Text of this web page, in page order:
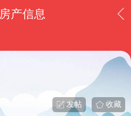
房产信息
收藏
发帖